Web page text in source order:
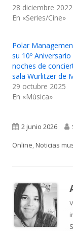
28 diciembre 2022
En «Series/Cine»
Polar
su 10º
noches de
sala Wurlitzer de
29 octubre 2025
En «Música»
Publicado
el
2 junio 2026
Online,Noticias